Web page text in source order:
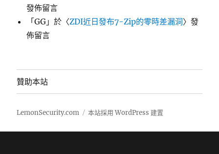
發佈留言
「GG 」於〈ZDI近日發布7-Zip的零時差漏洞〉發
佈留言
贊助本站
LemonSecurity.com 本站採用 WordPress 建置